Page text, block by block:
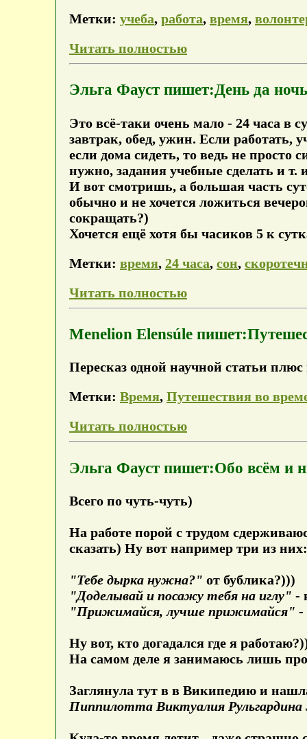
Метки: учеба, работа, время,
Читать полностью
Эльга Фауст пишет:День да
Это всё-таки очень мало - 24 часа в
завтрак, обед, ужин. Если работать,
если дома сидеть, то ведь не просто
нужно, задания учебные сделать и т.
И вот смотришь, а большая часть
обычно и не хочется ложиться
сокращать?)
Хочется ещё хотя бы часиков 5 к
Метки: время, 24 часа, сон,
Читать полностью
Menelion Elensúle
Пересказ одной научной статьи
Метки: Время, Путешествия во
Читать полностью
Эльга Фауст пишет:Обо всём и
Всего по чуть-чуть)
На работе порой с трудом
сказать) Ну вот например три из них:
"Тебе дырка нужна?" от бублика?)))
"Доделывай и посажу тебя на иглу" -
"Прижимайся, лучше прижимайся" -
Ну вот, кто догадался где я
На самом деле я занимаюсь лишь
Заглянула тут в в Википедию и
Пиппилотта Виктуалия